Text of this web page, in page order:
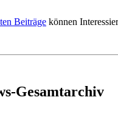
Beiträge können
Gesamtarchiv